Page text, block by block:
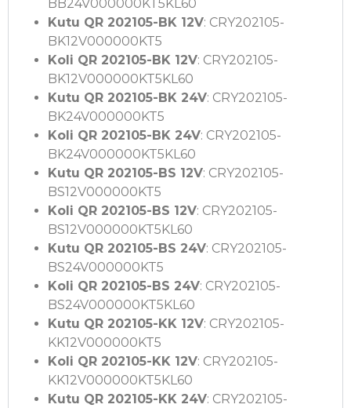
BB24V000000KT5KL60
Kutu QR 202105-BK 12V: CRY202105-
BK12V000000KT5
Koli QR 202105-BK 12V: CRY202105-
BK12V000000KT5KL60
Kutu QR 202105-BK 24V: CRY202105-
BK24V000000KT5
Koli QR 202105-BK 24V: CRY202105-
BK24V000000KT5KL60
Kutu QR 202105-BS 12V: CRY202105-
BS12V000000KT5
Koli QR 202105-BS 12V: CRY202105-
BS12V000000KT5KL60
Kutu QR 202105-BS 24V: CRY202105-
BS24V000000KT5
Koli QR 202105-BS 24V: CRY202105-
BS24V000000KT5KL60
Kutu QR 202105-KK 12V: CRY202105-
KK12V000000KT5
Koli QR 202105-KK 12V: CRY202105-
KK12V000000KT5KL60
Kutu QR 202105-KK 24V: CRY202105-